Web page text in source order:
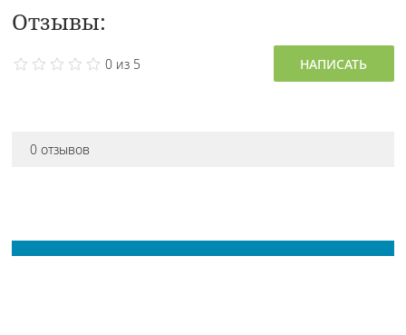
Отзывы:
0 из 5 НАПИСАТЬ
0 отзывов